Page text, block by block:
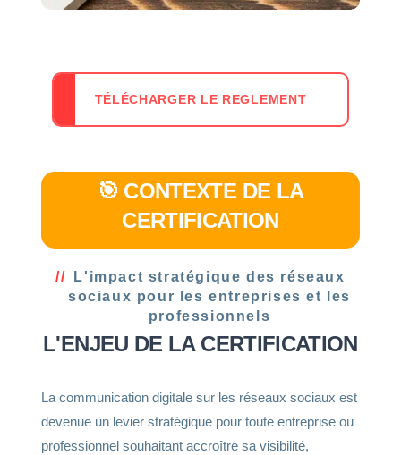
TÉLÉCHARGER LE REGLEMENT
🎯 CONTEXTE DE LA
CERTIFICATION
L'impact stratégique des réseaux
sociaux pour les entreprises et les
professionnels
L'ENJEU DE LA CERTIFICATION
La communication digitale sur les réseaux sociaux est
devenue un levier stratégique pour toute entreprise ou
professionnel souhaitant accroître sa visibilité,